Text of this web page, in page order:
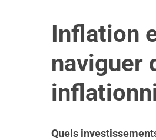
Inflation
naviguer
Quels